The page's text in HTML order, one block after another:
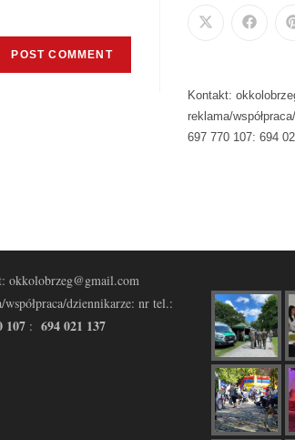
Kontakt:
reklama/
697 770 107: 694
okkolobrzeg@gmail.com
współpraca/dziennikarze: nr tel.:
107 : 694 021 137